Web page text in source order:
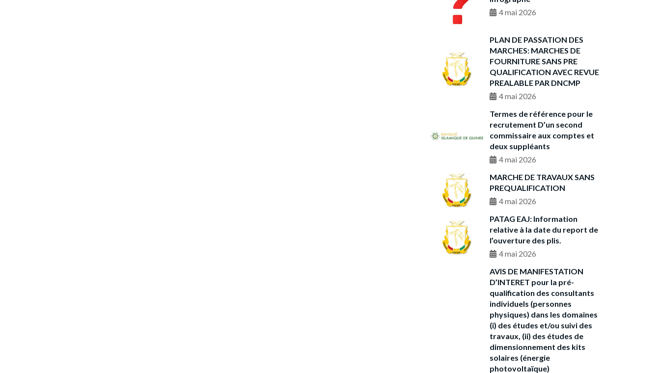
4 mai 2026
PLAN DE PASSATION DES
MARCHES: MARCHES DE
FOURNITURE SANS PRE
QUALIFICATION AVEC REVUE
PREALABLE PAR DNCMP
4 mai 2026
Termes de référence pour le
recrutement D’un second
commissaire aux comptes et
deux suppléants
4 mai 2026
MARCHE DE TRAVAUX SANS
PREQUALIFICATION
4 mai 2026
PATAG EAJ: Information
relative à la date du report de
l’ouverture des plis.
4 mai 2026
AVIS DE MANIFESTATION
D’INTERET pour la pré-
qualification des consultants
individuels (personnes
physiques) dans les domaines
(i) des études et/ou suivi des
travaux, (ii) des études de
dimensionnement des kits
solaires (énergie
photovoltaïque)